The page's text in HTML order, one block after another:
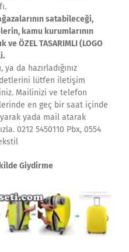
satabileceği,
kamu kurumlarının
ÖZEL TASARIMLI (LOGO
da hazırladığınız
lütfen iletişim
Mailinizi ve telefon
en geç bir saat içinde
yada mail atarak
0212 5450110 Pbx, 0554
Giydirme